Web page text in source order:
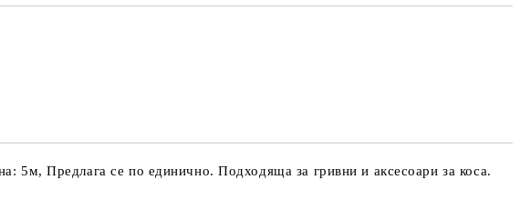
Предлага се по единично. Подходяща за гривни и аксесоари за коса.